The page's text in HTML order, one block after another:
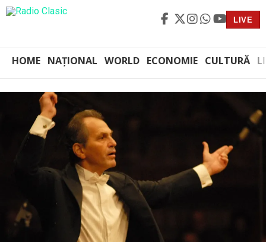
LIVE
HOME NAȚIONAL WORLD ECONOMIE CULTURĂ